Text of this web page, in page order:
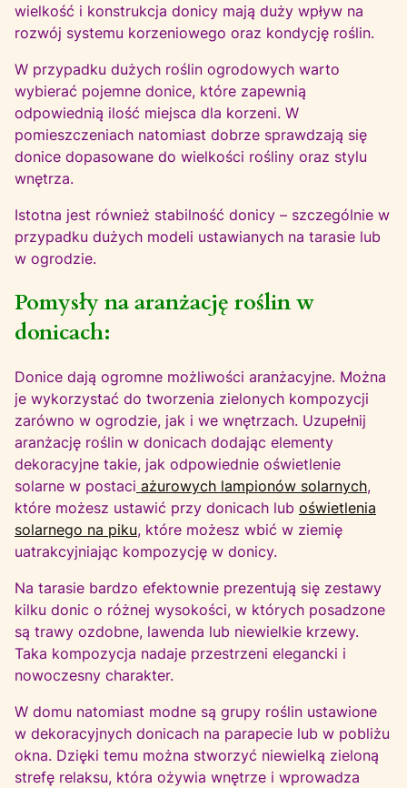
wielkość i konstrukcja donicy mają duży wpływ na
rozwój systemu korzeniowego oraz kondycję roślin.
W przypadku dużych roślin ogrodowych warto
wybierać pojemne donice, które zapewnią
odpowiednią ilość miejsca dla korzeni. W
pomieszczeniach natomiast dobrze sprawdzają się
donice dopasowane do wielkości rośliny oraz stylu
wnętrza.
Istotna jest również stabilność donicy – szczególnie w
przypadku dużych modeli ustawianych na tarasie lub
w ogrodzie.
Pomysły na aranżację roślin w
donicach:
Donice dają ogromne możliwości aranżacyjne. Można
je wykorzystać do tworzenia zielonych kompozycji
zarówno w ogrodzie, jak i we wnętrzach. Uzupełnij
aranżację roślin w donicach dodając elementy
dekoracyjne takie, jak odpowiednie oświetlenie
solarne w postaci ażurowych lampionów solarnych,
które możesz ustawić przy donicach lub oświetlenia
solarnego na piku, które możesz wbić w ziemię
uatrakcyjniając kompozycję w donicy.
Na tarasie bardzo efektownie prezentują się zestawy
kilku donic o różnej wysokości, w których posadzone
są trawy ozdobne, lawenda lub niewielkie krzewy.
Taka kompozycja nadaje przestrzeni elegancki i
nowoczesny charakter.
W domu natomiast modne są grupy roślin ustawione
w dekoracyjnych donicach na parapecie lub w pobliżu
okna. Dzięki temu można stworzyć niewielką zieloną
strefę relaksu, która ożywia wnętrze i wprowadza